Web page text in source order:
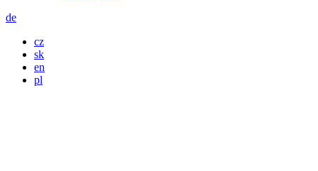
de
cz
sk
en
pl